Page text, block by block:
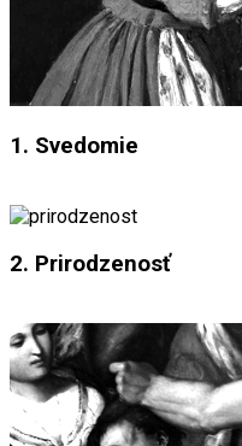
1. Svedomie
2. Prirodzenosť